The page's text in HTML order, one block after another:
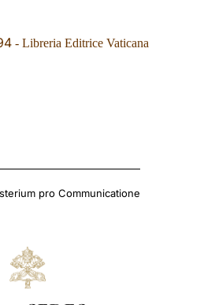
- Libreria Editrice Vaticana
pro Communicatione